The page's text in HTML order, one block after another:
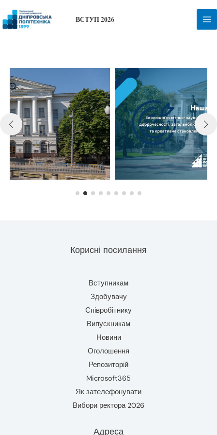
до
вмісту
ВСТУП 2026
Корисні посилання
Вступникам
Здобувачу
Співробітнику
Випускникам
Новини
Оголошення
Репозиторій
Microsoft365
Як зателефонувати
Вибори ректора 2026
Адреса